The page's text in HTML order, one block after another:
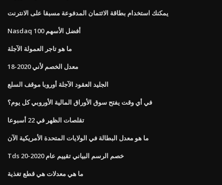
يمكنك استخدام بطاقة الائتمان المدفوعة مسبقا على الانترنت
Nasdaq 100 أفضل الأسهم
ما هو تاجر العمولة الآجلة
معدل الخصم لأني 2020-18
الجليد العقود الآجلة أوروبا موقف السلع
في أي وقت يفتح سوق الأوراق المالية الأوروبي كل يوم؟
تقلصات الظهر في 22 أسبوعا
ما هو معدل البطالة في الولايات المتحدة الأمريكية الآن
Tds خصم الرسم البياني تقييم عام 2020-20
ما هي معدلات هي قطع تغذية